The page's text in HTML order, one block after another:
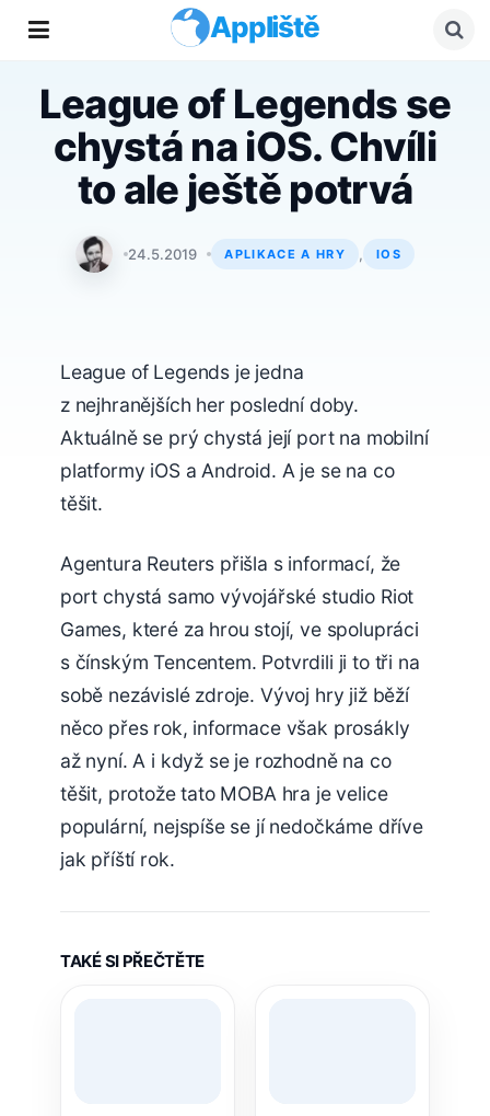
Appliště
League of Legends se
chystá na iOS. Chvíli
to ale ještě potrvá
Adam Kos
24.5.2019 APLIKACE A HRY , IOS
League of Legends je jedna
z nejhranějších her poslední doby.
Aktuálně se prý chystá její port na mobilní
platformy iOS a Android. A je se na co
těšit.
Agentura Reuters přišla s informací, že
port chystá samo vývojářské studio Riot
Games, které za hrou stojí, ve spolupráci
s čínským Tencentem. Potvrdili ji to tři na
sobě nezávislé zdroje. Vývoj hry již běží
něco přes rok, informace však prosákly
až nyní. A i když se je rozhodně na co
těšit, protože tato MOBA hra je velice
populární, nejspíše se jí nedočkáme dříve
jak příští rok.
TAKÉ SI PŘEČTĚTE